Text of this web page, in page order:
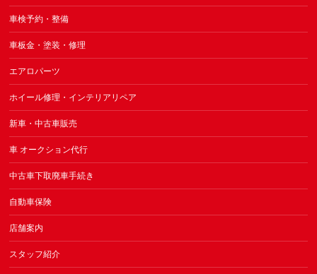
車検予約・整備
車板金・塗装・修理
エアロパーツ
ホイール修理・インテリアリペア
新車・中古車販売
車 オークション代行
中古車下取廃車手続き
自動車保険
店舗案内
スタッフ紹介